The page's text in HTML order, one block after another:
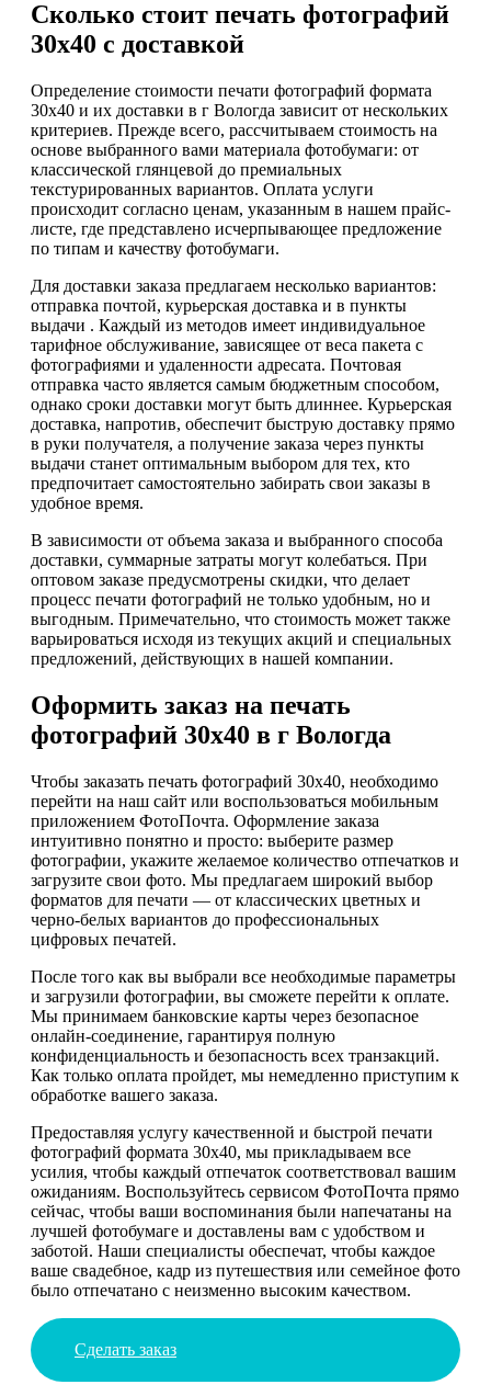
Сколько стоит печать фотографий
30х40 с доставкой
Определение стоимости печати фотографий формата
30х40 и их доставки в г Вологда зависит от нескольких
критериев. Прежде всего, рассчитываем стоимость на
основе выбранного вами материала фотобумаги: от
классической глянцевой до премиальных
текстурированных вариантов. Оплата услуги
происходит согласно ценам, указанным в нашем прайс-
листе, где представлено исчерпывающее предложение
по типам и качеству фотобумаги.
Для доставки заказа предлагаем несколько вариантов:
отправка почтой, курьерская доставка и в пункты
выдачи . Каждый из методов имеет индивидуальное
тарифное обслуживание, зависящее от веса пакета с
фотографиями и удаленности адресата. Почтовая
отправка часто является самым бюджетным способом,
однако сроки доставки могут быть длиннее. Курьерская
доставка, напротив, обеспечит быструю доставку прямо
в руки получателя, а получение заказа через пункты
выдачи станет оптимальным выбором для тех, кто
предпочитает самостоятельно забирать свои заказы в
удобное время.
В зависимости от объема заказа и выбранного способа
доставки, суммарные затраты могут колебаться. При
оптовом заказе предусмотрены скидки, что делает
процесс печати фотографий не только удобным, но и
выгодным. Примечательно, что стоимость может также
варьироваться исходя из текущих акций и специальных
предложений, действующих в нашей компании.
Оформить заказ на печать
фотографий 30х40 в г Вологда
Чтобы заказать печать фотографий 30х40, необходимо
перейти на наш сайт или воспользоваться мобильным
приложением ФотоПочта. Оформление заказа
интуитивно понятно и просто: выберите размер
фотографии, укажите желаемое количество отпечатков и
загрузите свои фото. Мы предлагаем широкий выбор
форматов для печати — от классических цветных и
черно-белых вариантов до профессиональных
цифровых печатей.
После того как вы выбрали все необходимые параметры
и загрузили фотографии, вы сможете перейти к оплате.
Мы принимаем банковские карты через безопасное
онлайн-соединение, гарантируя полную
конфиденциальность и безопасность всех транзакций.
Как только оплата пройдет, мы немедленно приступим к
обработке вашего заказа.
Предоставляя услугу качественной и быстрой печати
фотографий формата 30х40, мы прикладываем все
усилия, чтобы каждый отпечаток соответствовал вашим
ожиданиям. Воспользуйтесь сервисом ФотоПочта прямо
сейчас, чтобы ваши воспоминания были напечатаны на
лучшей фотобумаге и доставлены вам с удобством и
заботой. Наши специалисты обеспечат, чтобы каждое
ваше свадебное, кадр из путешествия или семейное фото
было отпечатано с неизменно высоким качеством.
Сделать заказ